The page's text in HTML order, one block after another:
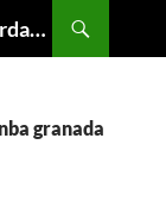
【Envío Gratis】Camiseta Michael Jordan NBA Barata
granada